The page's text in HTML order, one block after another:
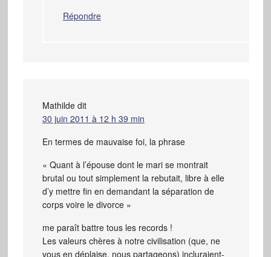
Répondre
Mathilde dit
30 juin 2011 à 12 h 39 min
En termes de mauvaise foi, la phrase
« Quant à l’épouse dont le mari se montrait
brutal ou tout simplement la rebutait, libre à elle
d’y mettre fin en demandant la séparation de
corps voire le divorce »
me paraît battre tous les records !
Les valeurs chères à notre civilisation (que, ne
vous en déplaise, nous partageons) incluraient-